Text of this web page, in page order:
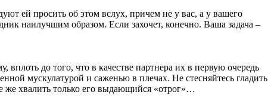
ей просить об этом вслух, причем не у вас, а у вашего
наилучшим образом. Если захочет, конечно. Ваша задача –
вплоть до того, что в качестве партнера их в первую очередь
мускулатурой и саженью в плечах. Не стесняйтесь гладить
же хвалить только его выдающийся «отрог»…